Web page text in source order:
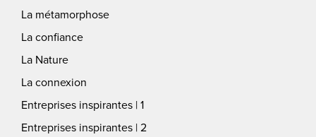
La métamorphose
La confiance
La Nature
La connexion
Entreprises inspirantes | 1
Entreprises inspirantes | 2